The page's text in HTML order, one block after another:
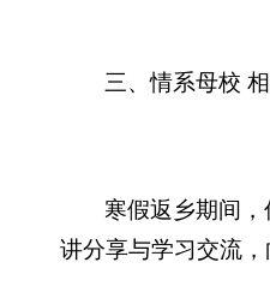
三、情系母校
寒假返乡期间
讲分享与学习交流